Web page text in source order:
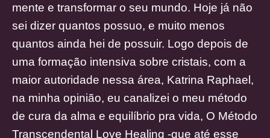
mente e transformar o seu mundo. Hoje já não
sei dizer quantos possuo, e muito menos
quantos ainda hei de possuir. Logo depois de
uma formação intensiva sobre cristais, com a
maior autoridade nessa área, Katrina Raphael,
na minha opinião, eu canalizei o meu método
de cura da alma e equilíbrio pra vida, O Método
Transcendental Love Healing -que até esse